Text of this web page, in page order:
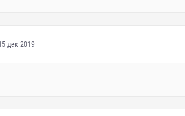
дек 2019